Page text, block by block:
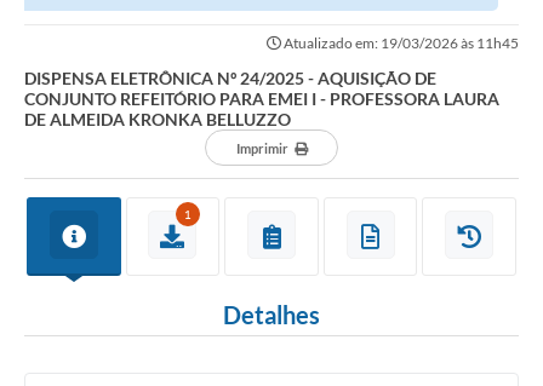
Atualizado em: 19/03/2026 às 11h45
DISPENSA ELETRÔNICA Nº 24/2025 - AQUISIÇÃO DE
CONJUNTO REFEITÓRIO PARA EMEI I - PROFESSORA LAURA
DE ALMEIDA KRONKA BELLUZZO
Imprimir
1
Detalhes